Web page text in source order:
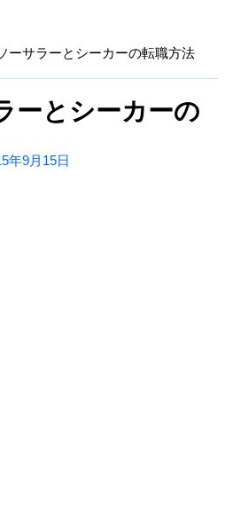
ーサラーとシーカーの転職方法
ーとシーカーの
年9月15日